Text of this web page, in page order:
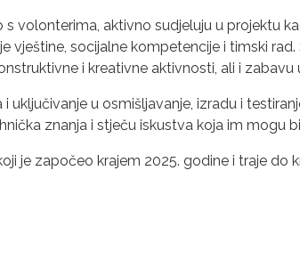
s volonterima, aktivno sudjeluju u projektu
vještine, socijalne kompetencije i timski
i kreativne aktivnosti, ali i
uključivanje u osmišljavanje, izradu i
znanja i stječu iskustva koja im mogu
je započeo krajem 2025. godine i traje do